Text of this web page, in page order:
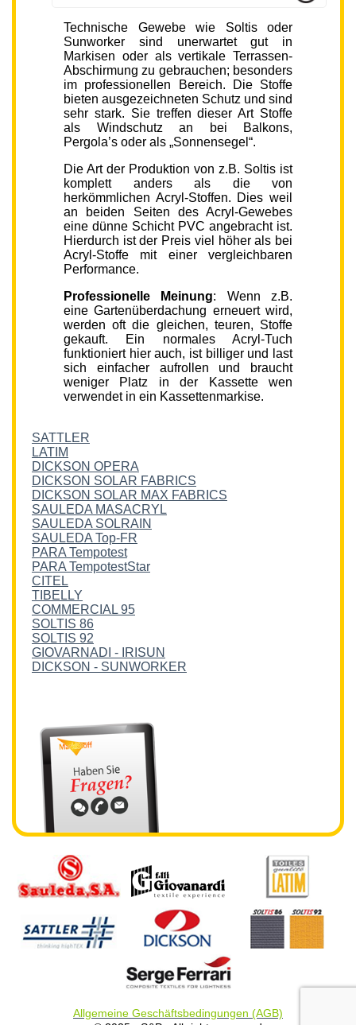
Technische Gewebe wie Soltis oder
Sunworker sind unerwartet gut in
Markisen oder als vertikale Terrassen-
Abschirmung zu gebrauchen; besonders
im professionellen Bereich. Die Stoffe
bieten ausgezeichneten Schutz und sind
sehr stark. Sie treffen dieser Art Stoffe
als Windschutz an bei Balkons,
Pergola’s oder als „Sonnensegel“.
Die Art der Produktion von z.B. Soltis ist
komplett anders als die von
herkömmlichen Acryl-Stoffen. Dies weil
an beiden Seiten des Acryl-Gewebes
eine dünne Schicht PVC angebracht ist.
Hierdurch ist der Preis viel höher als bei
Acryl-Stoffe mit einer vergleichbaren
Performance.
Professionelle Meinung: Wenn z.B.
eine Gartenüberdachung erneuert wird,
werden oft die gleichen, teuren, Stoffe
gekauft. Ein normales Acryl-Tuch
funktioniert hier auch, ist billiger und last
sich einfacher aufrollen und braucht
weniger Platz in der Kassette wen
verwendet in ein Kassettenmarkise.
SATTLER
LATIM
DICKSON OPERA
DICKSON SOLAR FABRICS
DICKSON SOLAR MAX FABRICS
SAULEDA MASACRYL
SAULEDA SOLRAIN
SAULEDA Top-FR
PARA Tempotest
PARA TempotestStar
CITEL
TIBELLY
COMMERCIAL 95
SOLTIS 86
SOLTIS 92
GIOVARNADI - IRISUN
DICKSON - SUNWORKER
Allgemeine Geschäftsbedingungen (AGB)